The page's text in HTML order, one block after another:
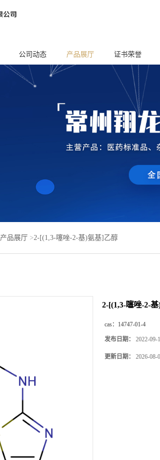
公司动态 产品展厅 证书荣誉
产品展厅 >2-[(1,3-噻唑-2-基)氨基]乙醇
2-[(1,3-噻唑-2-
cas： 14747-01-4
发布日期： 2022-09-
更新日期： 2026-08-